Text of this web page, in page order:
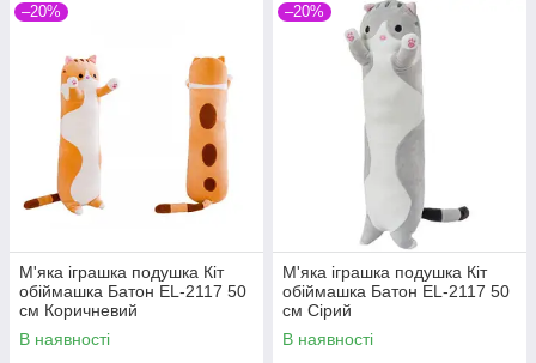
–20%
М'яка іграшка подушка Кіт
обіймашка Батон EL-2117 50
см Коричневий
В наявності
–20%
М'яка іграшка подушка Кіт
обіймашка Батон EL-2117 50
см Сірий
В наявності